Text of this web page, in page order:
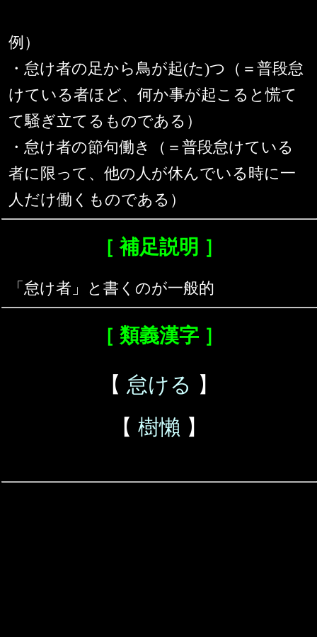
例）
・怠け者の足から鳥が起(た)つ（＝普段怠
けている者ほど、何か事が起こると慌て
て騒ぎ立てるものである）
・怠け者の節句働き（＝普段怠けている
者に限って、他の人が休んでいる時に一
人だけ働くものである）
［ 補足説明 ］
「怠け者」と書くのが一般的
［ 類義漢字 ］
【 怠ける 】
【 樹懶 】